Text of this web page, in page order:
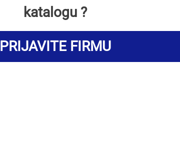
katalogu ?
PRIJAVITE FIRMU